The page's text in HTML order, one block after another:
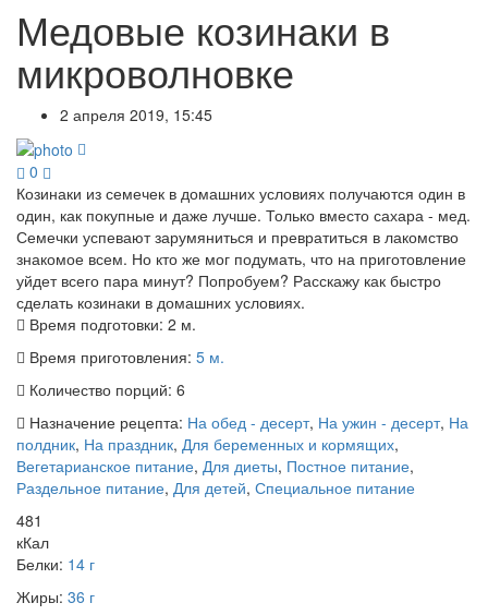
Медовые козинаки в
микроволновке
2 апреля 2019, 15:45
0
Козинаки из семечек в домашних условиях получаются один в
один, как покупные и даже лучше. Только вместо сахара - мед.
Семечки успевают зарумяниться и превратиться в лакомство
знакомое всем. Но кто же мог подумать, что на приготовление
уйдет всего пара минут? Попробуем? Расскажу как быстро
сделать козинаки в домашних условиях.
Время подготовки: 2 м.
Время приготовления: 5 м.
Количество порций: 6
Назначение рецепта: На обед - десерт, На ужин - десерт, На
полдник, На праздник, Для беременных и кормящих,
Вегетарианское питание, Для диеты, Постное питание,
Раздельное питание, Для детей, Специальное питание
481
кКал
Белки: 14 г
Жиры: 36 г